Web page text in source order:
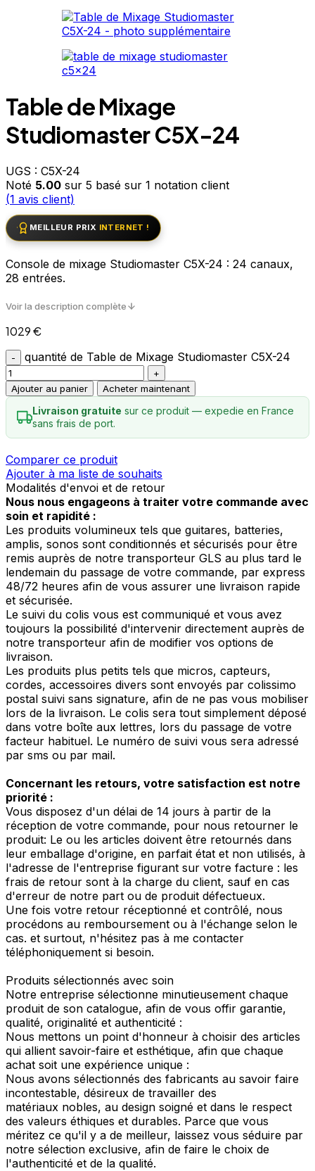
Table de Mixage
Studiomaster C5X-24
UGS : C5X-24
Noté 5.00 sur 5 basé sur 1 notation client
(1 avis client)
MEILLEUR PRIX INTERNET !
Console de mixage Studiomaster C5X-24 : 24 canaux,
28 entrées.
Voir la description complète
1029€
quantité de Table de Mixage Studiomaster C5X-24
Ajouter au panier Acheter maintenant
Livraison gratuite sur ce produit — expedie en France
sans frais de port.
Comparer ce produit
Ajouter à ma liste de souhaits
Modalités d'envoi et de retour
Nous nous engageons à traiter votre commande avec
soin et rapidité :
Les produits volumineux tels que guitares, batteries,
amplis, sonos sont conditionnés et sécurisés pour être
remis auprès de notre transporteur GLS au plus tard le
lendemain du passage de votre commande, par express
48/72 heures afin de vous assurer une livraison rapide
et sécurisée.
Le suivi du colis vous est communiqué et vous avez
toujours la possibilité d'intervenir directement auprès de
notre transporteur afin de modifier vos options de
livraison.
Les produits plus petits tels que micros, capteurs,
cordes, accessoires divers sont envoyés par colissimo
postal suivi sans signature, afin de ne pas vous mobiliser
lors de la livraison. Le colis sera tout simplement déposé
dans votre boîte aux lettres, lors du passage de votre
facteur habituel. Le numéro de suivi vous sera adressé
par sms ou par mail.
Concernant les retours, votre satisfaction est notre
priorité :
Vous disposez d'un délai de 14 jours à partir de la
réception de votre commande, pour nous retourner le
produit: Le ou les articles doivent être retournés dans
leur emballage d'origine, en parfait état et non utilisés, à
l'adresse de l'entreprise figurant sur votre facture : les
frais de retour sont à la charge du client, sauf en cas
d'erreur de notre part ou de produit défectueux.
Une fois votre retour réceptionné et contrôlé, nous
procédons au remboursement ou à l'échange selon le
cas. et surtout, n'hésitez pas à me contacter
téléphoniquement si besoin.
Produits sélectionnés avec soin
Notre entreprise sélectionne minutieusement chaque
produit de son catalogue, afin de vous offir garantie,
qualité, originalité et authenticité :
Nous mettons un point d'honneur à choisir des articles
qui allient savoir-faire et esthétique, afin que chaque
achat soit une expérience unique :
Nous avons sélectionnés des fabricants au savoir faire
incontestable, désireux de travailler des
matériaux nobles, au design soigné et dans le respect
des valeurs éthiques et durables. Parce que vous
méritez ce qu'il y a de meilleur, laissez vous séduire par
notre sélection exclusive, afin de faire le choix de
l'authenticité et de la qualité.